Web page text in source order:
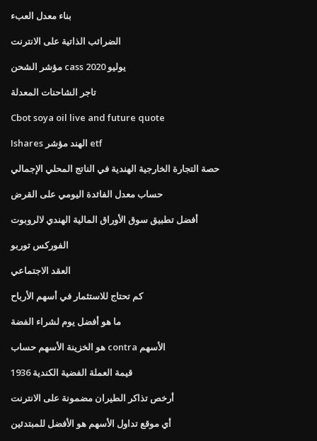
بناء معدل العبء
الضرائب الذاتية على الانترنت
مؤشر الشحن cass يوليو 2020
تاجر الشاحنات المعدلة
Cbot soya oil live and future quote
Ishares الهند مؤشر etf
حصة التجارة الخارجية الهندية في الناتج المحلي الإجمالي
حساب معدل الفائدة اليومي على القرض
أفضل تطبيق سوق الأوراق المالية الهندي لالروبوت
الفوركس توربو
العقد الاجتماعي
كم تحتاج للاستثمار في أسهم الأرباح
ما هو أفضل يوم لشراء الفضة
هو الخزينة الأسهم حساب contra الأسهم
1936 قيمة العملة الفضية الكندية
أرخص تذاكر الطيران مضمونة على الانترنت
أي موقع تداول الأسهم هو الأفضل للمبتدئين